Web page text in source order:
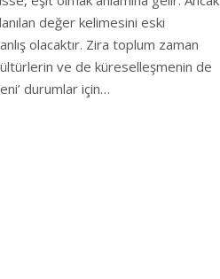
değer kelimesini eski
olacaktır. Zira toplum zaman
ve de küreselleşmenin de
durumlar için…